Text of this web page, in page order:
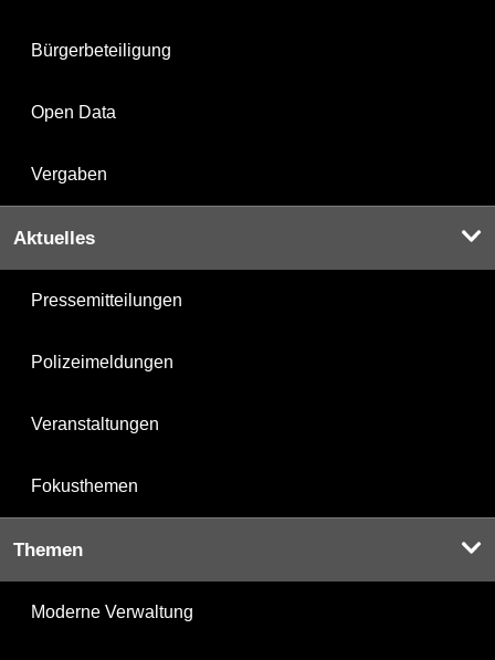
Bürgerbeteiligung
Open Data
Vergaben
Aktuelles
Pressemitteilungen
Polizeimeldungen
Veranstaltungen
Fokusthemen
Themen
Moderne Verwaltung